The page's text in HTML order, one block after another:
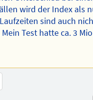
wird der Index als
sind auch
Test hatte ca. 3